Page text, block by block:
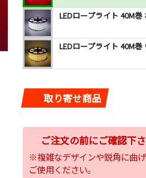
LEDロープライト 40M巻
LEDロープライト 40M
取り寄せ商品
ご注文の前にご確認下
※複雑なデザインや鋭角に曲
ご使用ください。